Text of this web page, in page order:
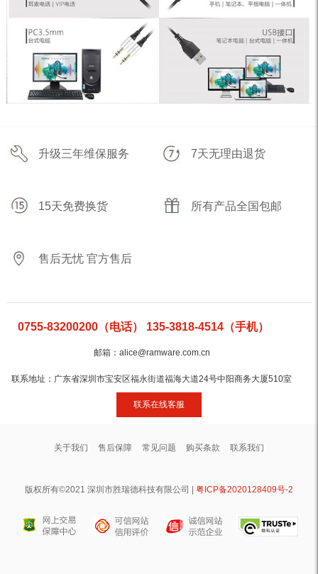
升级三年维保服务 7天无理由退货
15天免费换货 所有产品全国包邮
售后无忧 官方售后
0755-83200200（电话） 135-3818-4514（手机）
邮箱：alice@ramware.com.cn
联系地址：广东省深圳市宝安区福永街道福海大道24号中阳商务大厦510室
联系在线客服
关于我们 售后保障 常见问题 购买条款 联系我们
版权所有©2021 深圳市胜瑞德科技有限公司 | 粤ICP备2020128409号-2